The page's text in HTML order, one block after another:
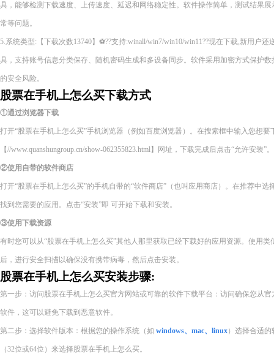
具，能够检测下载速度、上传速度、延迟和网络稳定性。软件操作简单，测试结果
常等问题。
5.系统类型:【下载次数13740】⚽??支持:winall/win7/win10/win11??现在下载,新用户
具，支持账号信息分类保存、随机密码生成和多设备同步。软件采用加密方式保护
的安全风险。
股票在手机上怎么买下载方式
①通过浏览器下载
打开“股票在手机上怎么买”手机浏览器（例如百度浏览器）。在搜索框中输入您想
【//www.quanshungroup.cn/show-062355823.html】网址，下载完成后点击“允许安装”。
②使用自带的软件商店
打开“股票在手机上怎么买”的手机自带的“软件商店”（也叫应用商店）。在推荐中
找到您需要的应用。点击“安装”即 可开始下载和安装。
③使用下载资源
有时您可以从“股票在手机上怎么买”其他人那里获取已经下载好的应用资源。使用
后，进行安全扫描以确保没有携带病毒，然后点击安装。
股票在手机上怎么买安装步骤:
第一步：访问股票在手机上怎么买官方网站或可靠的软件下载平台：访问确保您从
软件，这可以避免下载到恶意软件。
第二步：选择软件版本：根据您的操作系统（如 windows、mac、linux）选择合适
（32位或64位）来选择股票在手机上怎么买。